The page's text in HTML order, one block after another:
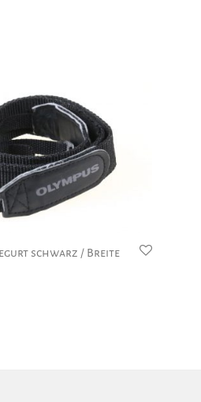
schwarz / Breite